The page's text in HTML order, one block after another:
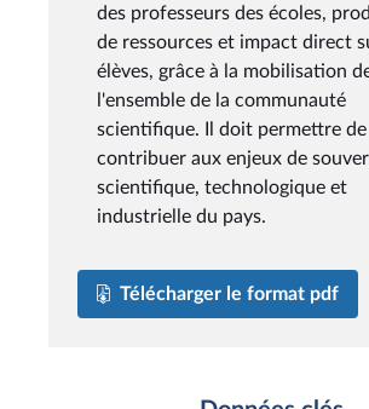
des professeurs des écoles,
de ressources et impact direct
élèves, grâce à la mobilisation
l'ensemble de la communauté
scientifique. Il doit permettre de
contribuer aux enjeux de
scientifique, technologique et
industrielle du pays.
Télécharger le format pdf